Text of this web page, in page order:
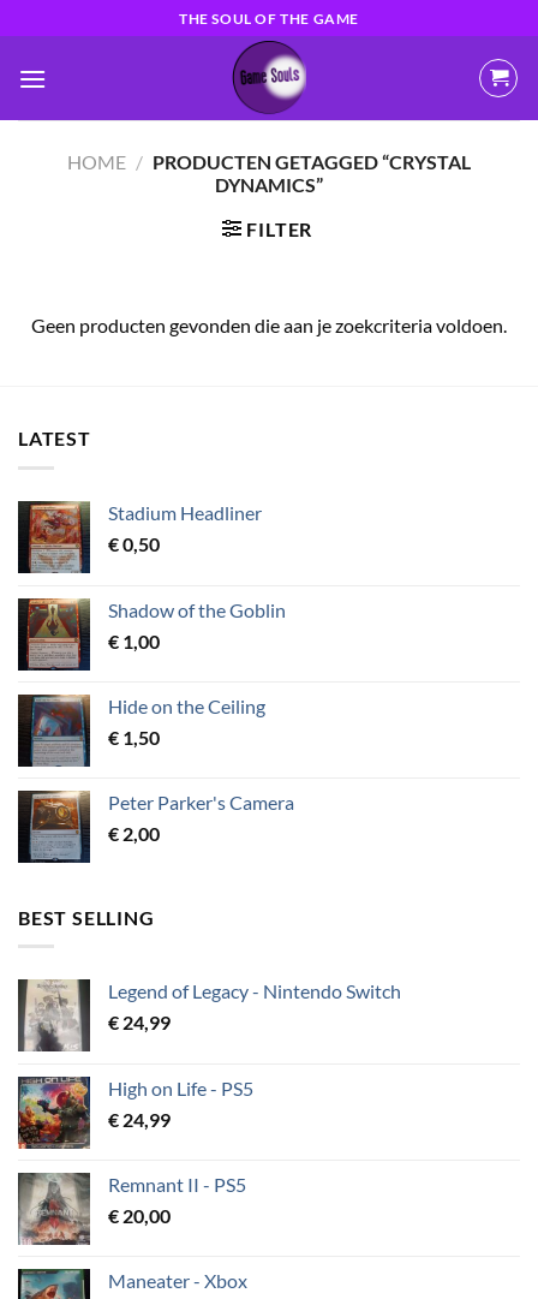
naar
inhoud
THE SOUL OF THE GAME
HOME / PRODUCTEN GETAGGED “CRYSTAL
DYNAMICS”
FILTER
Geen producten gevonden die aan je zoekcriteria voldoen.
LATEST
Stadium Headliner
€0,50
Shadow of the Goblin
€ 1,00
Hide on the Ceiling
€ 1,50
Peter Parker's Camera
€ 2,00
BEST SELLING
Legend of Legacy - Nintendo Switch
€ 24,99
High on Life - PS5
€ 24,99
Remnant II - PS5
€ 20,00
Maneater - Xbox